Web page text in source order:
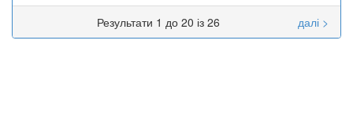
Результати 1 до 20 із 26
далі >